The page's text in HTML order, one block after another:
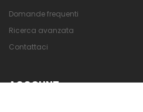
Domande frequenti
Ricerca avanzata
Contattaci
ACCOUNT